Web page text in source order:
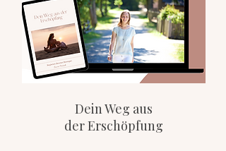
Dein Weg aus
der Erschöpfung